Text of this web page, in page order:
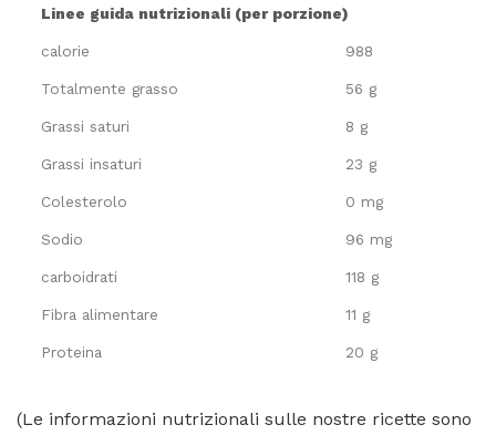
Linee guida nutrizionali (per porzione)
calorie 988
Totalmente grasso 56 g
Grassi saturi 8 g
Grassi insaturi 23 g
Colesterolo 0 mg
Sodio 96 mg
carboidrati 118 g
Fibra alimentare 11 g
Proteina 20 g
(Le informazioni nutrizionali sulle nostre ricette sono